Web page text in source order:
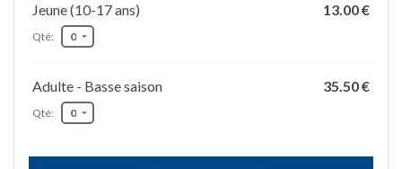
Jeune (10-17 ans) 13.00 €
Qté:
Adulte - Basse saison 35.50 €
Qté: